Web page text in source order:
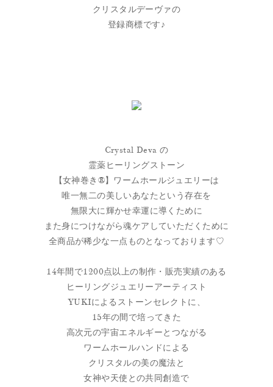
クリスタルデーヴァの
登録商標です♪
Crystal Deva の
霊薬ヒーリングストーン
【女神巻き®】ワームホールジュエリーは
唯一無二の美しいあなたという存在を
無限大に輝かせ幸運に導くために
また身につけながら魂ケアしていただくために
全商品が稀少な一点ものとなっております♡
14年間で1200点以上の制作・販売実績のある
ヒーリングジュエリーアーティスト
YUKIによるストーンセレクトに、
15年の間で培ってきた
高次元の宇宙エネルギーとつながる
ワームホールハンドによる
クリスタルの美の魔法と
女神や天使との共同創造で